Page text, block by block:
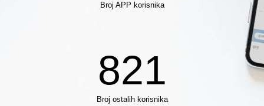
Broj APP korisnika
821
Broj ostalih korisnika